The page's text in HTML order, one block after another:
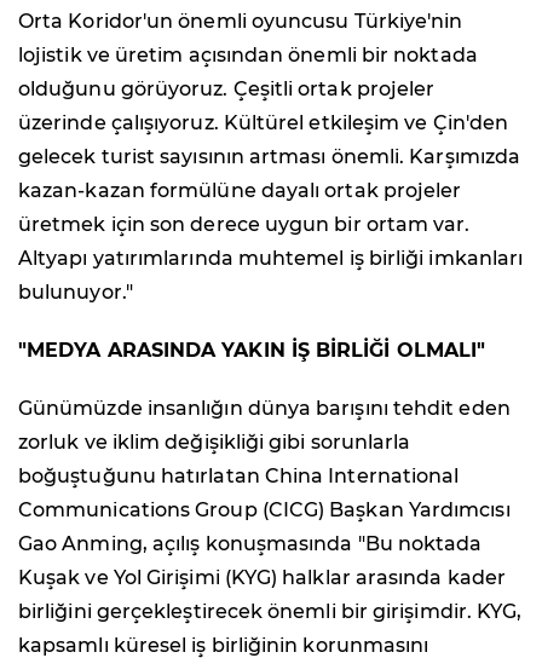
Orta Koridor'un önemli oyuncusu Türkiye'nin
lojistik ve üretim açısından önemli bir noktada
olduğunu görüyoruz. Çeşitli ortak projeler
üzerinde çalışıyoruz. Kültürel etkileşim ve Çin'den
gelecek turist sayısının artması önemli. Karşımızda
kazan-kazan formülüne dayalı ortak projeler
üretmek için son derece uygun bir ortam var.
Altyapı yatırımlarında muhtemel iş birliği imkanları
bulunuyor."
"MEDYA ARASINDA YAKIN İŞ BİRLİĞİ OLMALI"
Günümüzde insanlığın dünya barışını tehdit eden
zorluk ve iklim değişikliği gibi sorunlarla
boğuştuğunu hatırlatan China International
Communications Group (CICG) Başkan Yardımcısı
Gao Anming, açılış konuşmasında "Bu noktada
Kuşak ve Yol Girişimi (KYG) halklar arasında kader
birliğini gerçekleştirecek önemli bir girişimdir. KYG,
kapsamlı küresel iş birliğinin korunmasını